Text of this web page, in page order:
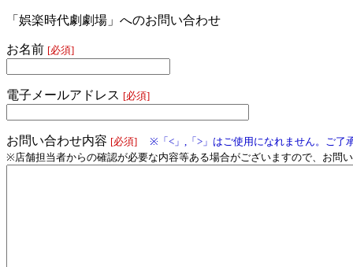
「娯楽時代劇劇場」へのお問い合わせ
お名前 [必須]
電子メールアドレス [必須]
お問い合わせ内容 [必須]
※「<」,「>」はご使用になれません。ご了
※店舗担当者からの確認が必要な内容等ある場合がございますので、お問